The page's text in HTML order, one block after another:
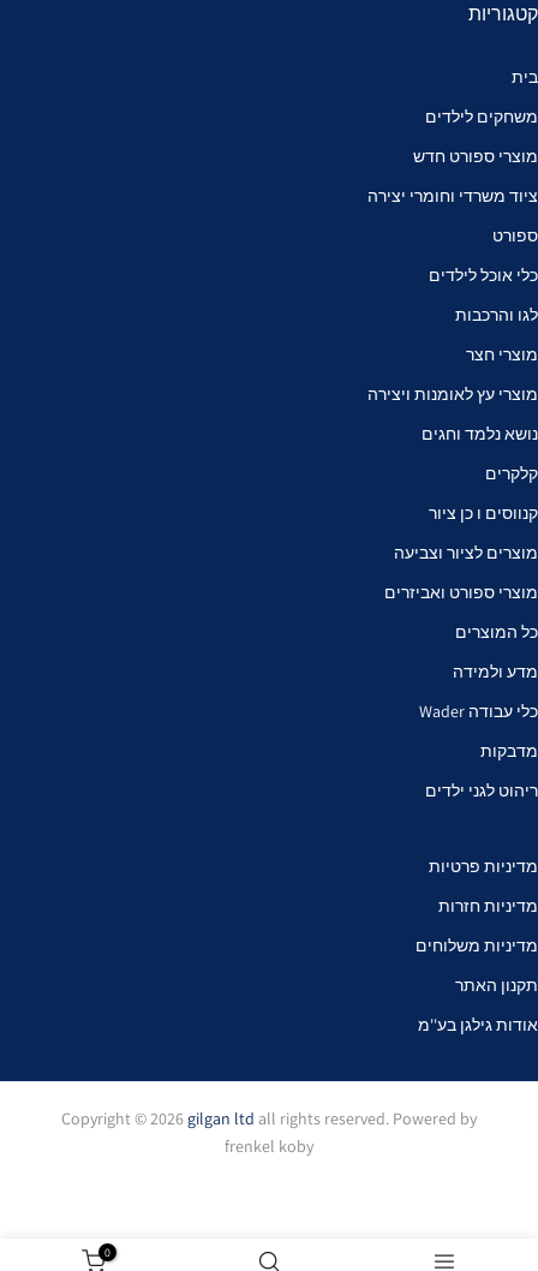
קטגוריות
בית
משחקים לילדים
מוצרי ספורט חדש
ציוד משרדי וחומרי יצירה
ספורט
כלי אוכל לילדים
לגו והרכבות
מוצרי חצר
מוצרי עץ לאומנות ויצירה
נושא נלמד וחגים
קלקרים
קנווסים ו כן ציור
מוצרים לציור וצביעה
מוצרי ספורט ואביזרים
כל המוצרים
מדע ולמידה
כלי עבודה Wader
מדבקות
ריהוט לגני ילדים
מדיניות פרטיות
מדיניות חזרות
מדיניות משלוחים
תקנון האתר
אודות גילגן בע''מ
Copyright © 2026 gilgan ltd all rights reserved. Powered by
frenkel koby
0